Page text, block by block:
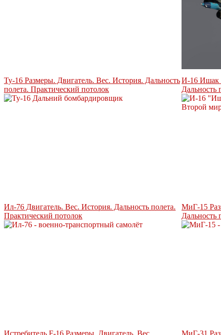
Ту-16 Размеры. Двигатель. Вес. История. Дальность
полета. Практический потолок
И-16 Ишак
Дальность
Ил-76 Двигатель. Вес. История. Дальность полета.
Практический потолок
МиГ-15
Дальность
Истребитель F-16 Размеры. Двигатель. Вес. МиГ-31